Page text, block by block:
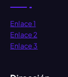
Enlace 1
Enlace 2
Enlace 3